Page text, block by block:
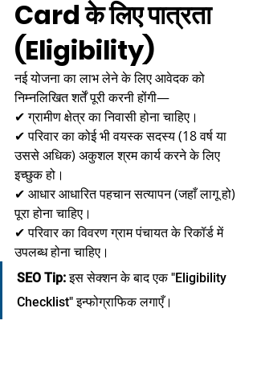
Card के लिए पात्रता
(Eligibility)
नई योजना का लाभ लेने के लिए आवेदक को
निम्नलिखित शर्तें पूरी करनी होंगी—
✔ ग्रामीण क्षेत्र का निवासी होना चाहिए।
✔ परिवार का कोई भी वयस्क सदस्य (18 वर्ष या
उससे अधिक) अकुशल श्रम कार्य करने के लिए
इच्छुक हो।
✔ आधार आधारित पहचान सत्यापन (जहाँ लागू हो)
पूरा होना चाहिए।
✔ परिवार का विवरण ग्राम पंचायत के रिकॉर्ड में
उपलब्ध होना चाहिए।
SEO Tip: इस सेक्शन के बाद एक "Eligibility
Checklist" इन्फोग्राफिक लगाएँ।